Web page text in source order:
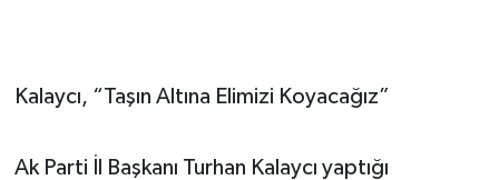
Kalaycı, “Taşın Altına Elimizi Koyacağız”
Ak Parti İl Başkanı Turhan Kalaycı yaptığı